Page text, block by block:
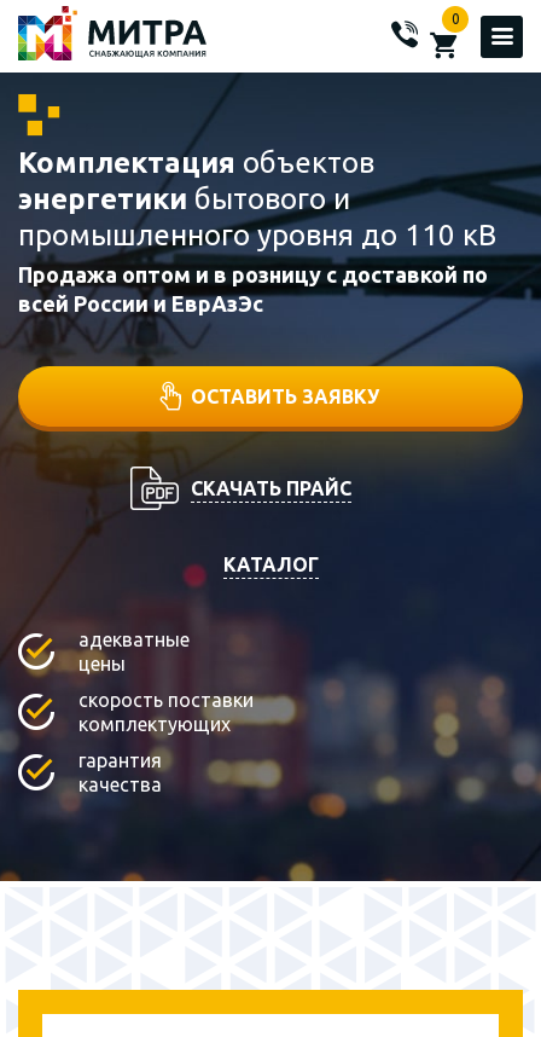
0
Комплектация объектов
энергетики бытового и
промышленного уровня до 110 кВ
Продажа оптом и в розницу с доставкой по
всей России и ЕврАзЭс
ОСТАВИТЬ ЗАЯВКУ
СКАЧАТЬ ПРАЙС
КАТАЛОГ
адекватные
цены
скорость поставки
комплектующих
гарантия
качества